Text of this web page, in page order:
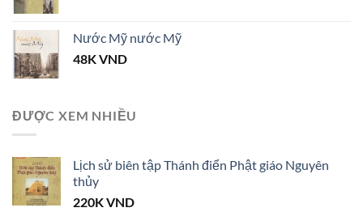
Nước Mỹ nước Mỹ
48KVND
ĐƯỢC XEM NHIỀU
Lịch sử biên tập Thánh điển Phật giáo Nguyên
thủy
220KVND